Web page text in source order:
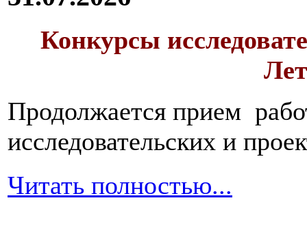
Конкурсы
Продолжается прием
исследовательских и
Читать полностью...